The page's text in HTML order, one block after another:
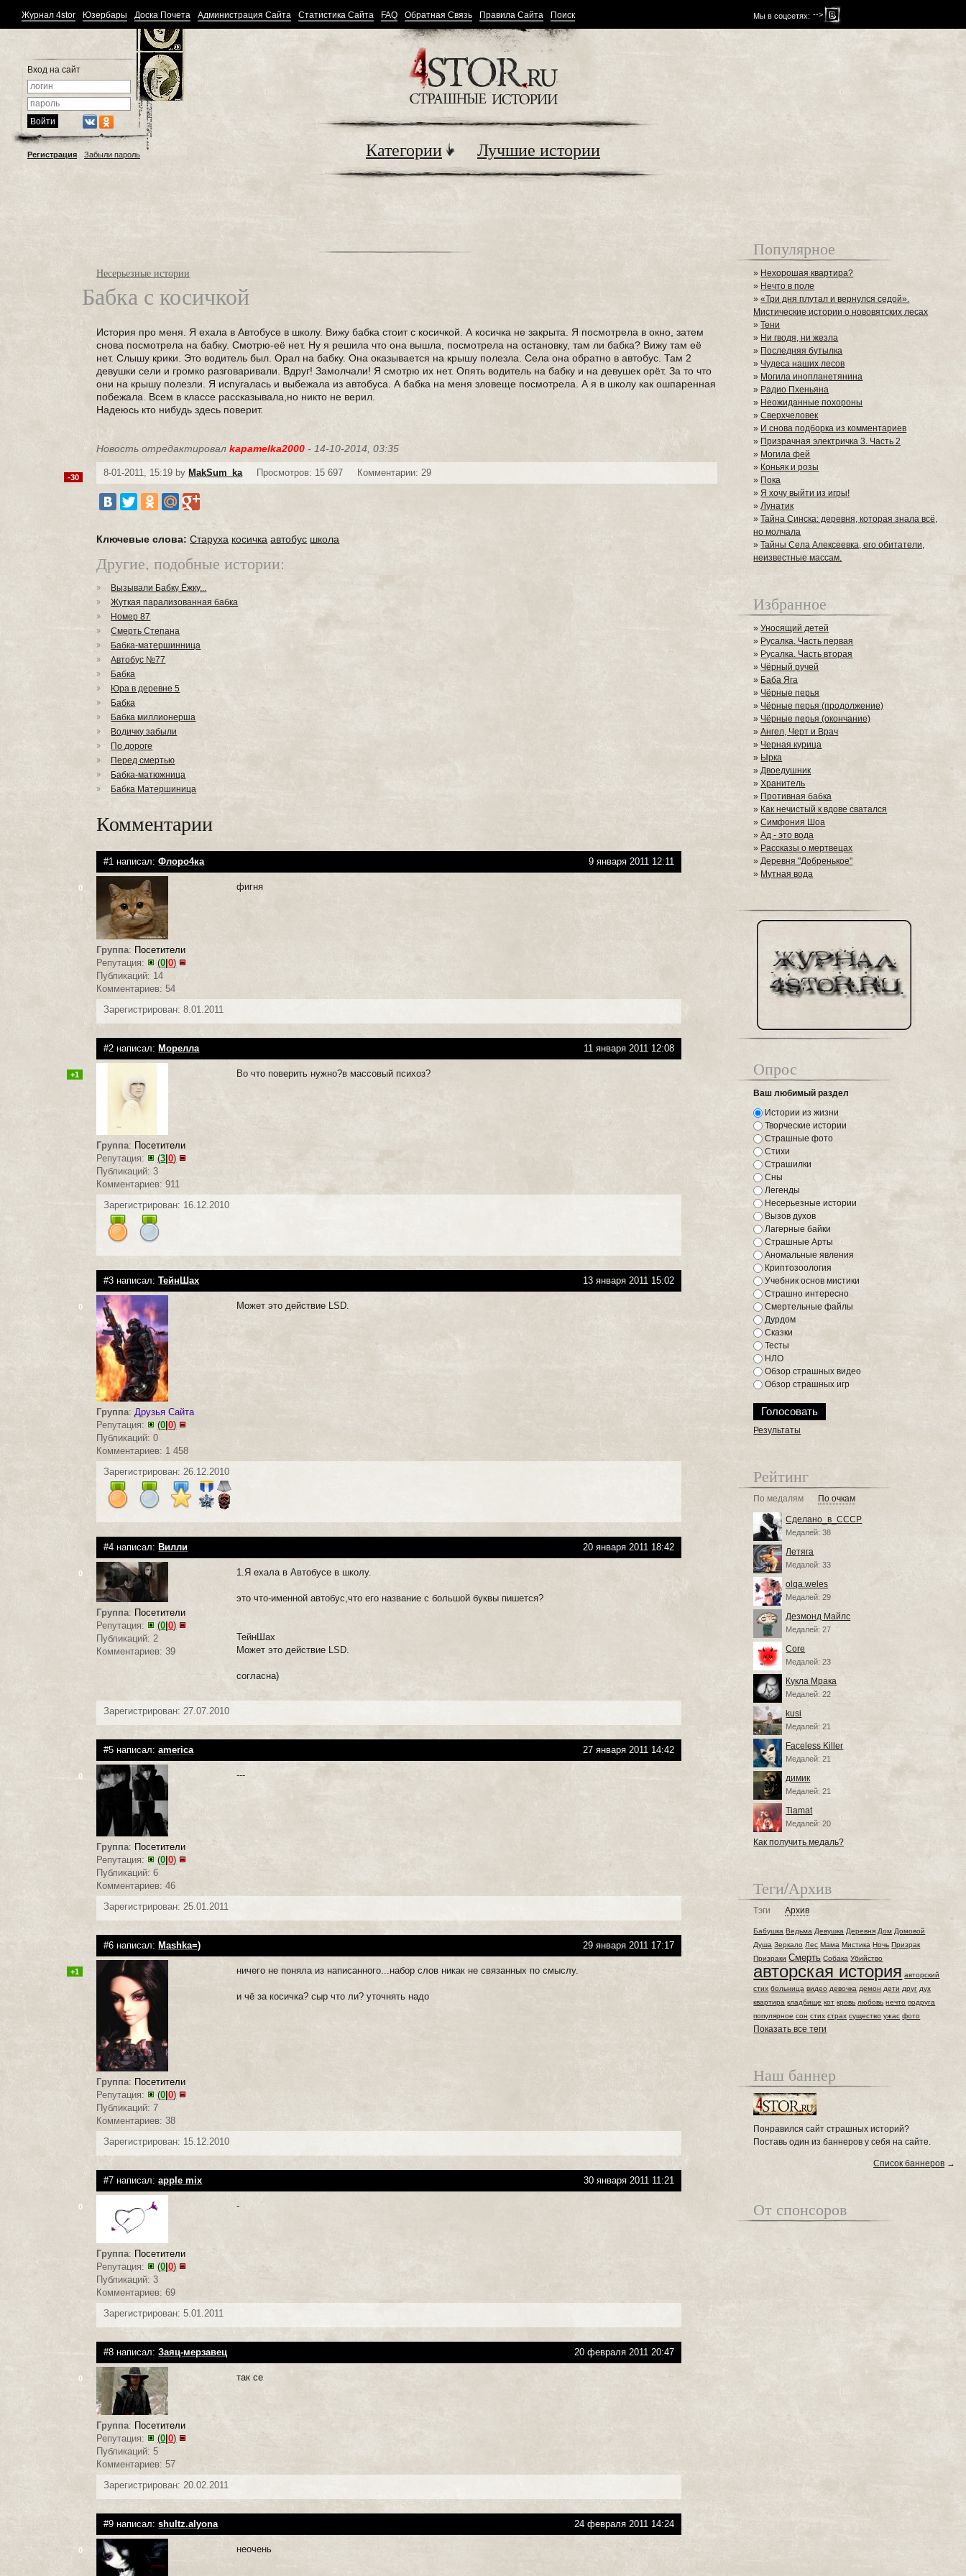
Мы в соцсетях: -->
Журнал 4stor Юзербары Доска Почета Администрация Сайта Статистика Сайта FAQ Обратная Связь Правила Сайта Поиск
Вход на сайт
Регистрация Забыли пароль Категории Лучшие истории
Несерьезные истории
Бабка с косичкой
История про меня. Я ехала в Автобусе в школу. Вижу бабка стоит с косичкой. А косичка не закрыта. Я посмотрела в окно, затем
снова посмотрела на бабку. Смотрю-её нет. Ну я решила что она вышла, посмотрела на остановку, там ли бабка? Вижу там её
нет. Слышу крики. Это водитель был. Орал на бабку. Она оказывается на крышу полезла. Села она обратно в автобус. Там 2
девушки сели и громко разговаривали. Вдруг! Замолчали! Я смотрю их нет. Опять водитель на бабку и на девушек орёт. За то что
они на крышу полезли. Я испугалась и выбежала из автобуса. А бабка на меня зловеще посмотрела. А я в школу как ошпаренная
побежала. Всем в классе рассказывала,но никто не верил.
Надеюсь кто нибудь здесь поверит.
Новость отредактировалkapamelka2000 - 14-10-2014, 03:35
8-01-2011, 15:19 by MakSum_ka Просмотров: 15 697 Комментарии: 29
-30
Ключевые слова: Старуха косичка автобус школа
Другие, подобные истории:
Вызывали Бабку Ёжку...
Жуткая парализованная бабка
Номер 87
Смерть Степана
Бабка-матершинница
Автобус №77
Бабка
Юра в деревне 5
Бабка
Бабка миллионерша
Водичку забыли
По дороге
Перед смертью
Бабка-матюжница
Бабка Матершиница
Комментарии
#1 написал:Флоро4ка 9 января 2011 12:11
0
Группа: Посетители
Репутация:
(0|0)
Публикаций: 14
Комментариев: 54
фигня
Зарегистрирован: 8.01.2011
#2 написал:Морелла 11 января 2011 12:08
+1
Группа: Посетители
Репутация:
(3|0)
Публикаций: 3
Комментариев: 911
Во что поверить нужно?в массовый психоз?
Зарегистрирован: 16.12.2010
#3 написал:ТейнШах 13 января 2011 15:02
0
Группа: Друзья Сайта
Репутация:
(0|0)
Публикаций: 0
Комментариев: 1 458
Может это действие LSD.
Зарегистрирован: 26.12.2010
#4 написал:Вилли 20 января 2011 18:42
0
Группа: Посетители
Репутация:
(0|0)
Публикаций: 2
Комментариев: 39
1.Я ехала в Автобусе в школу.
это что-именной автобус,что его название с большой буквы пишется?
ТейнШах
Может это действие LSD.
согласна)
Зарегистрирован: 27.07.2010
#5 написал:america 27 января 2011 14:42
0
Группа: Посетители
Репутация:
(0|0)
Публикаций: 6
Комментариев: 46
---
Зарегистрирован: 25.01.2011
#6 написал:Mashka=) 29 января 2011 17:17
+1
Группа: Посетители
Репутация:
(0|0)
Публикаций: 7
Комментариев: 38
ничего не поняла из написанного...набор слов никак не связанных по смыслу.
и чё за косичка? сыр что ли? уточнять надо
Зарегистрирован: 15.12.2010
#7 написал:apple mix 30 января 2011 11:21
0
Группа: Посетители
Репутация:
(0 |0)
Публикаций: 3
Комментариев: 69
-
Зарегистрирован: 5.01.2011
#8 написал:Заяц-мерзавец 20 февраля 2011 20:47
0
Группа: Посетители
Репутация:
(0 |0)
Публикаций: 5
Комментариев: 57
так се
Зарегистрирован: 20.02.2011
#9 написал:shultz.alyona 24 февраля 2011 14:24
0 неочень
Популярное
» Нехорошая квартира?
» Нечто в поле
»«Три дня плутал и вернулся седой».
Мистические истории о нововятских лесах
»Тени
» Ни гводя, ни жезла
» Последняя бутылка
» Чудеса наших лесов
» Могила инопланетянина
» Радио Пхеньяна
» Неожиданные похороны
»Сверхчеловек
» И снова подборка из комментариев
» Призрачная электричка 3. Часть 2
» Могила фей
» Коньяк и розы
» Пока
»Я хочу выйти из игры!
»Лунатик
»Тайна Синска: деревня, которая знала всё,
но молчала
»Тайны Села Алексеевка, его обитатели,
неизвестные массам.
Избранное
»Уносящий детей
» Русалка. Часть первая
» Русалка. Часть вторая
» Чёрный ручей
» Баба Яга
»Чёрные перья
» Чёрные перья (продолжение)
» Чёрные перья (окончание)
»Ангел, Черт и Врач
» Черная курица
» Ырка
»Двоедушник
»Хранитель
» Противная бабка
» Как нечистый к вдове сватался
»Симфония Шоа
»Ад - это вода
» Рассказы о мертвецах
»Деревня "Добренькое"
» Мутная вода
Опрос
Ваш любимый раздел
Истории из жизни
Творческие истории
Страшные фото
Стихи
Страшилки
Сны
Легенды
Несерьезные истории
Вызов духов
Лагерные байки
Страшные Арты
Аномальные явления
Криптозоология
Учебник основ мистики
Страшно интересно
Смертельные файлы
Дурдом
Сказки
Тесты
НЛО
Обзор страшных видео
Обзор страшных игр
Результаты
Рейтинг
По медалям По очкам
Сделано_в_СССР
Медалей: 38
Летяга
Медалей: 33
olqa.weles
Медалей: 29
Дезмонд Майлс
Медалей: 27
Core
Медалей: 23
Кукла Мрака
Медалей: 22
kusi
Медалей: 21
Faceless Killer
Медалей: 21
димик
Медалей: 21
Tiamat
Медалей: 20
Как получить медаль?
Теги/Архив
Тэги Архив
Бабушка Ведьма Девушка Деревня Дом Домовой
Душа Зеркало Лес Мама Мистика Ночь Призрак
Призраки Смерть Собака Убийство
авторская история авторский
стих больница видео девочка демон дети друг дух
квартира кладбище кот кровь любовь нечто подруга
популярное сон стих страх существо ужас фото
Показать все теги
Наш баннер
Понравился сайт страшных историй?
Поставь один из баннеров у себя на сайте.
Список баннеров →
От спонсоров